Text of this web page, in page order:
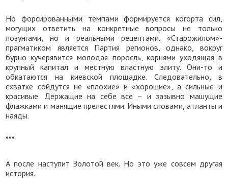
Но форсированными темпами формируется когорта сил,
могущих ответить на конкретные вопросы не только
лозунгами, но и реальными рецептами. «Старожилом»-
прагматиком является Партия регионов, однако, вокруг
бурно кучерявится молодая поросль, корнями уходящая в
крупный капитал и местную властную элиту. Они-то и
обкатаются на киевской площадке. Следовательно, в
схватке сойдутся не «плохие» и «хорошие», а сильные и
красивые. Держащие на себе все – и зазывно машущие
флажками и манящие прелестями. Иными словами, атланты и
наяды.
***
А после наступит Золотой век. Но это уже совсем другая
история.